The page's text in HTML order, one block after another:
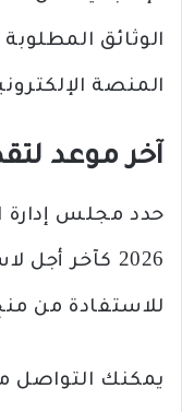
الوثائق
المنصة
آخر موعد
2026 كآخر
للاستفادة من
يمكنك التواصل